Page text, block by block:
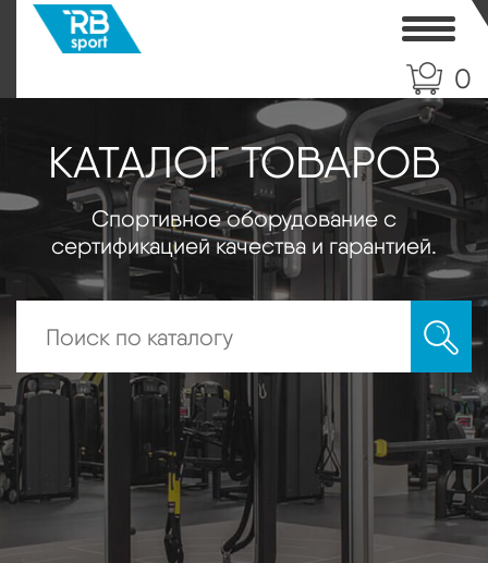
0
КАТАЛОГ ТОВАРОВ
Спортивное оборудование с
сертификацией качества и гарантией.